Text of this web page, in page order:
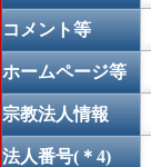
コメント等
ホームページ等
宗教法人情報
法人番号(＊4)